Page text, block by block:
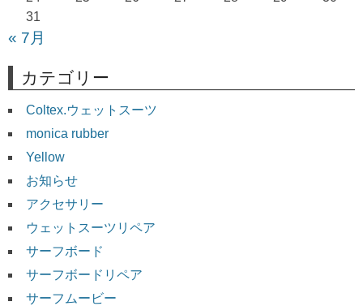
31
« 7月
カテゴリー
Coltex.ウェットスーツ
monica rubber
Yellow
お知らせ
アクセサリー
ウェットスーツリペア
サーフボード
サーフボードリペア
サーフムービー